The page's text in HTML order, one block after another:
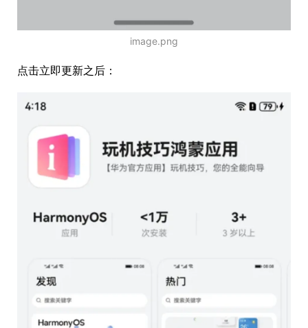
image.png
点击立即更新之后：